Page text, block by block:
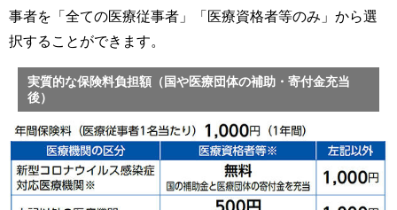
事者を「全ての医療従事者」「医療資格者等のみ」から選
択することができます。
実質的な保険料負担額（国や医療団体の補助・寄付金充当
後）